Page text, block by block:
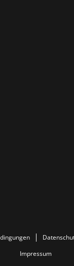
Impressum